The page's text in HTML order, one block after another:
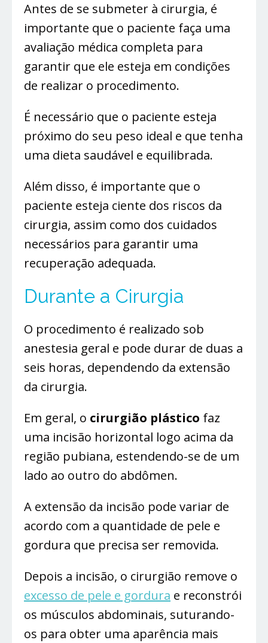
Antes de se submeter à cirurgia, é
importante que o paciente faça uma
avaliação médica completa para
garantir que ele esteja em condições
de realizar o procedimento.
É necessário que o paciente esteja
próximo do seu peso ideal e que tenha
uma dieta saudável e equilibrada.
Além disso, é importante que o
paciente esteja ciente dos riscos da
cirurgia, assim como dos cuidados
necessários para garantir uma
recuperação adequada.
Durante a Cirurgia
O procedimento é realizado sob
anestesia geral e pode durar de duas a
seis horas, dependendo da extensão
da cirurgia.
Em geral, o cirurgião plástico faz
uma incisão horizontal logo acima da
região pubiana, estendendo-se de um
lado ao outro do abdômen.
A extensão da incisão pode variar de
acordo com a quantidade de pele e
gordura que precisa ser removida.
Depois a incisão, o cirurgião remove o
excesso de pele e gordura e reconstrói
os músculos abdominais, suturando-
os para obter uma aparência mais